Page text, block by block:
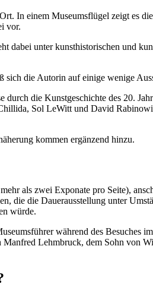
In einem Museumsflügel zeigt es
vor.
unter kunsthistorischen und
die Autorin auf einige wenige
die Kunstgeschichte des 20.
Sol LeWitt und David
kommen ergänzend hinzu.
als zwei Exponate pro Seite),
die die Dauerausstellung unter
würde.
während des Besuches
Lehmbruck, dem Sohn von